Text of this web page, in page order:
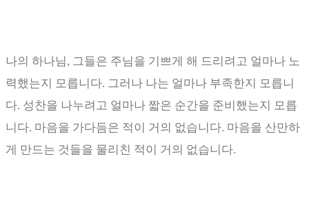
나의 하나님, 그들은 주님을 기쁘게 해 드리려고 얼마나 노
력했는지 모릅니다. 그러나 나는 얼마나 부족한지 모릅니
다. 성찬을 나누려고 얼마나 짧은 순간을 준비했는지 모릅
니다. 마음을 가다듬은 적이 거의 없습니다. 마음을 산만하
게 만드는 것들을 물리친 적이 거의 없습니다.